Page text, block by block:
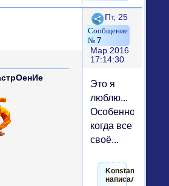
Поделиться
7
Пт, 25
Мар 2016
17:14:30
Это я
люблю...
Особенно
когда все
своё...
Konstantinys2
написал(а):